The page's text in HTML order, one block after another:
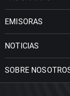
EMISORAS
NOTICIAS
SOBRE